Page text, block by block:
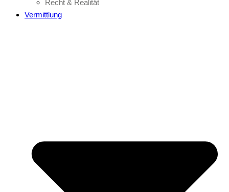
Recht & Realität
Vermittlung